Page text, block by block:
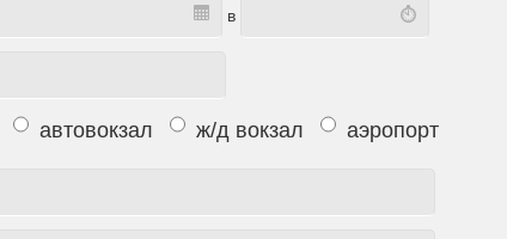
в
автовокзал ж/д вокзал аэропорт